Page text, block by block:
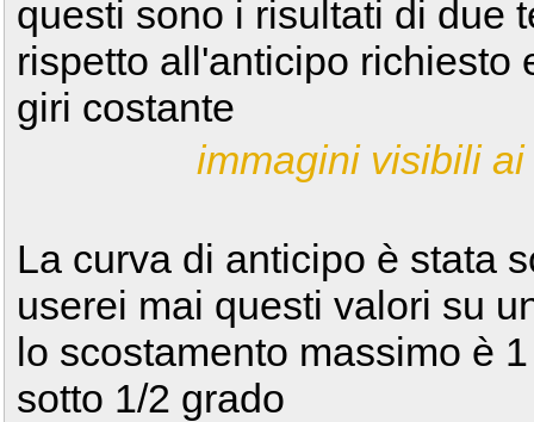
questi sono i risultati di due
rispetto all'anticipo richiesto
giri costante
immagini visibili
La curva di anticipo è stata
userei mai questi valori su
lo scostamento massimo è
sotto 1/2 grado